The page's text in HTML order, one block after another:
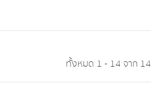
ทั้งหมด 1 - 14 จาก 14